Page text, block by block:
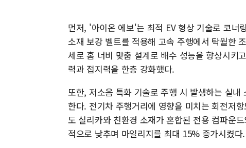
먼저, '아이온 에보'는 최적 EV 형상 기술로 코너
소재 보강 벨트를 적용해 고속 주행에서 탁월한
세로 홈 너비 맞춤 설계로 배수 성능을 향상시키
력과 접지력을 한층 강화했다.
또한, 저소음 특화 기술로 주행 시 발생하는 실
한다. 전기차 주행거리에 영향을 미치는 회전저
도 실리카와 친환경 소재가 혼합된 전용 컴파운
적으로 낮추며 마일리지를 최대 15% 증가시켰다.